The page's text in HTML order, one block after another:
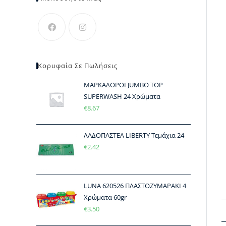
Κορυφαία Σε Πωλήσεις
ΜΑΡΚΑΔΟΡΟΙ JUMBO TOP
SUPERWASH 24 Χρώματα
€8.67
ΛΑΔΟΠΑΣΤΕΛ LIBERTY Τεμάχια 24
€2.42
LUNA 620526 ΠΛΑΣΤΟΖΥΜΑΡΑΚΙ 4
Χρώματα 60gr
€3.50